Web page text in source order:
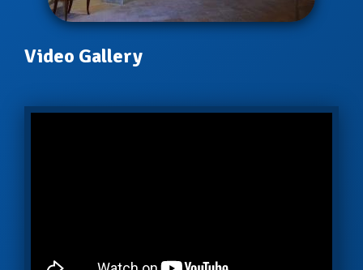
Video Gallery